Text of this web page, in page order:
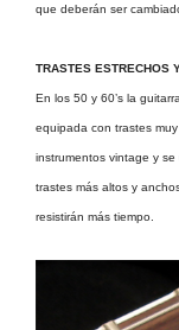
que deberán ser
TRASTES ESTRECHOS
En los 50 y 60’s la
equipada con trastes
instrumentos vintage y
trastes más altos y
resistirán más tiempo.